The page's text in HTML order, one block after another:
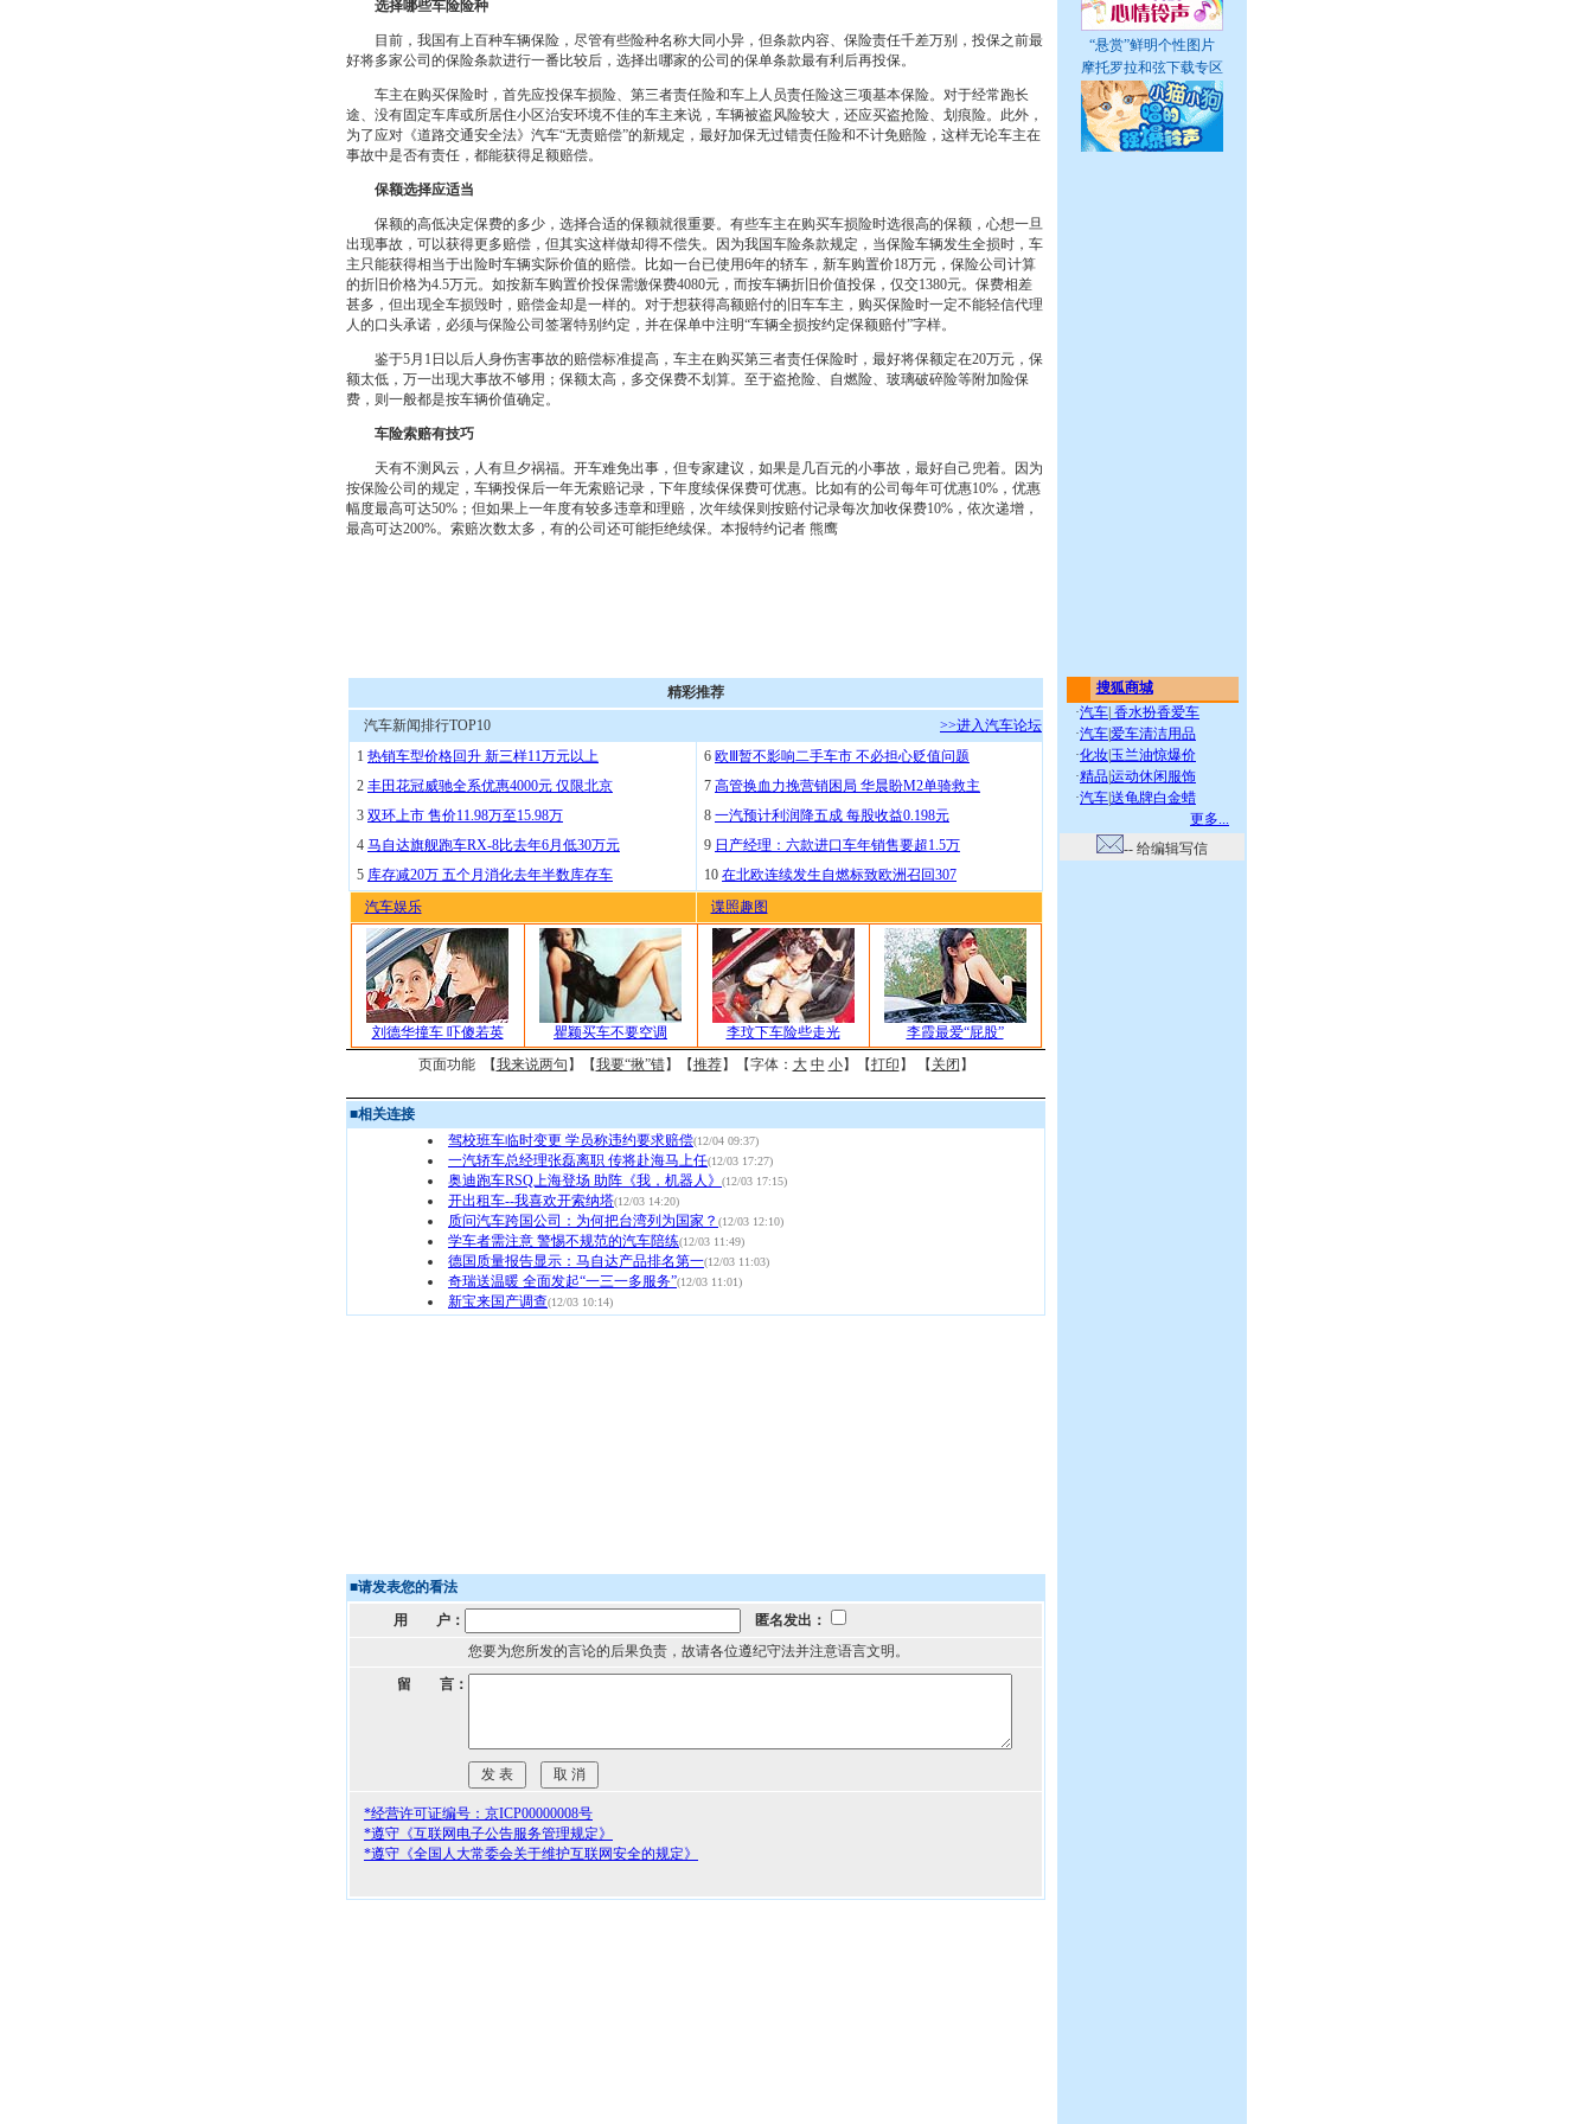
选择哪些车险险种
目前，我国有上百种车辆保险，尽管有些险种名称大同小异，但条款内容、保险责任千差万别，投保之前最
好将多家公司的保险条款进行一番比较后，选择出哪家的公司的保单条款最有利后再投保。
车主在购买保险时，首先应投保车损险、第三者责任险和车上人员责任险这三项基本保险。对于经常跑长
途、没有固定车库或所居住小区治安环境不佳的车主来说，车辆被盗风险较大，还应买盗抢险、划痕险。此外，
为了应对《道路交通安全法》汽车“无责赔偿”的新规定，最好加保无过错责任险和不计免赔险，这样无论车主在
事故中是否有责任，都能获得足额赔偿。
保额选择应适当
保额的高低决定保费的多少，选择合适的保额就很重要。有些车主在购买车损险时选很高的保额，心想一旦
出现事故，可以获得更多赔偿，但其实这样做却得不偿失。因为我国车险条款规定，当保险车辆发生全损时，车
主只能获得相当于出险时车辆实际价值的赔偿。比如一台已使用6年的轿车，新车购置价18万元，保险公司计算
的折旧价格为4.5万元。如按新车购置价投保需缴保费4080元，而按车辆折旧价值投保，仅交1380元。保费相差
甚多，但出现全车损毁时，赔偿金却是一样的。对于想获得高额赔付的旧车车主，购买保险时一定不能轻信代理
人的口头承诺，必须与保险公司签署特别约定，并在保单中注明“车辆全损按约定保额赔付”字样。
鉴于5月1日以后人身伤害事故的赔偿标准提高，车主在购买第三者责任保险时，最好将保额定在20万元，保
额太低，万一出现大事故不够用；保额太高，多交保费不划算。至于盗抢险、自燃险、玻璃破碎险等附加险保
费，则一般都是按车辆价值确定。
车险索赔有技巧
天有不测风云，人有旦夕祸福。开车难免出事，但专家建议，如果是几百元的小事故，最好自己兜着。因为
按保险公司的规定，车辆投保后一年无索赔记录，下年度续保保费可优惠。比如有的公司每年可优惠10%，优惠
幅度最高可达50%；但如果上一年度有较多违章和理赔，次年续保则按赔付记录每次加收保费10%，依次递增，
最高可达200%。索赔次数太多，有的公司还可能拒绝续保。本报特约记者 熊鹰
精彩推荐
汽车新闻排行TOP10
>>进入汽车论坛
1 热销车型价格回升 新三样11万元以上
2 丰田花冠威驰全系优惠4000元 仅限北京
3 双环上市 售价11.98万至15.98万
4 马自达旗舰跑车RX-8比去年6月低30万元
5 库存减20万 五个月消化去年半数库存车
6 欧Ⅲ暂不影响二手车市 不必担心贬值问题
7 高管换血力挽营销困局 华晨盼M2单骑救主
8 一汽预计利润降五成 每股收益0.198元
9 日产经理：六款进口车年销售要超1.5万
10 在北欧连续发生自燃标致欧洲召回307
汽车娱乐
谍照趣图
刘德华撞车 吓傻若英 瞿颖买车不要空调 李玟下车险些走光
李霞最爱“屁股”
页面功能 【我来说两句 】【我要“揪”错】【推荐】【字体： 大 中 小】【打印 】 【 关闭 】
■相关连接
驾校班车临时变更 学员称违约要求赔偿(12/04 09:37)
一汽轿车总经理张磊离职 传将赴海马上任(12/03 17:27)
奥迪跑车RSQ上海登场 助阵《我，机器人》 (12/03 17:15)
开出租车--我喜欢开索纳塔(12/03 14:20)
质问汽车跨国公司：为何把台湾列为国家？ (12/03 12:10)
学车者需注意 警惕不规范的汽车陪练(12/03 11:49)
德国质量报告显示：马自达产品排名第一(12/03 11:03)
奇瑞送温暖 全面发起“一三一多服务”(12/03 11:01)
新宝来国产调查(12/03 10:14)
■请发表您的看法
用 户：
匿名发出：
您要为您所发的言论的后果负责，故请各位遵纪守法并注意语言文明。
留 言：
*经营许可证编号：京ICP00000008号
*遵守《互联网电子公告服务管理规定》
*遵守《全国人大常委会关于维护互联网安全的规定》
“悬赏”鲜明个性图片
摩托罗拉和弦下载专区
搜狐商城
·汽车 香水扮香爱车
·汽车爱车清洁用品
·化妆 玉兰油惊爆价
·精品运动休闲服饰
·汽车送龟牌白金蜡
更多...
-- 给编辑写信